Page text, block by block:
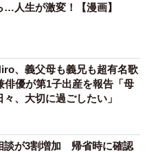
人生が激変！【漫画】
、義父母も義兄も超有名歌
俳優が第1子出産を報告「母
、大切に過ごしたい」
談が3割増加 帰省時に確認